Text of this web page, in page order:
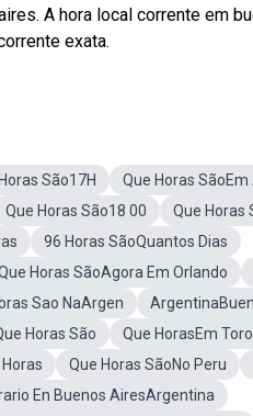
A hora local corrente em
exata.
São17H
Que Horas SãoEm
Que Horas São18 00
Que Horas
96 Horas SãoQuantos Dias
Horas SãoAgora Em Orlando
Sao NaArgen
Horas São
Que HorasEm
Que Horas SãoNo Peru
En Buenos AiresArgentina